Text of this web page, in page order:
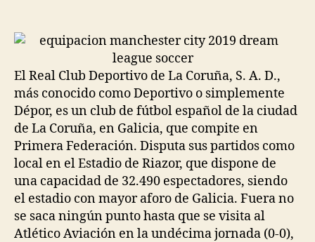
El Real Club Deportivo de La Coruña, S. A. D.,
más conocido como Deportivo o simplemente
Dépor, es un club de fútbol español de la ciudad
de La Coruña, en Galicia, que compite en
Primera Federación. Disputa sus partidos como
local en el Estadio de Riazor, que dispone de
una capacidad de 32.490 espectadores, siendo
el estadio con mayor aforo de Galicia. Fuera no
se saca ningún punto hasta que se visita al
Atlético Aviación en la undécima jornada (0-0),